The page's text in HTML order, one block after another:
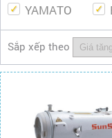
YAMATO
Sắp xếp theo